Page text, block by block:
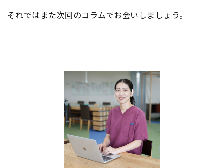
それではまた次回のコラムでお会いしましょう。